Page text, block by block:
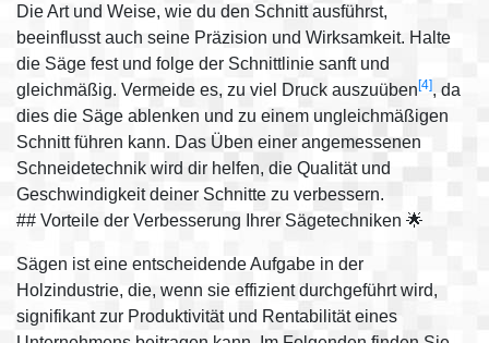
Die Art und Weise, wie du den Schnitt ausführst,
beeinflusst auch seine Präzision und Wirksamkeit. Halte
die Säge fest und folge der Schnittlinie sanft und
gleichmäßig. Vermeide es, zu viel Druck auszuüben[4], da
dies die Säge ablenken und zu einem ungleichmäßigen
Schnitt führen kann. Das Üben einer angemessenen
Schneidetechnik wird dir helfen, die Qualität und
Geschwindigkeit deiner Schnitte zu verbessern.
## Vorteile der Verbesserung Ihrer Sägetechniken 🌟
Sägen ist eine entscheidende Aufgabe in der
Holzindustrie, die, wenn sie effizient durchgeführt wird,
signifikant zur Produktivität und Rentabilität eines